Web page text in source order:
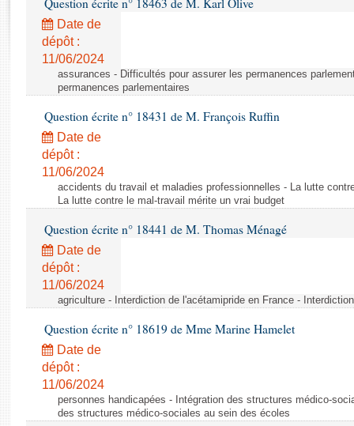
Rapports d'enquête
Rapports législatifs
Rapports sur l'application des lois
Baromètre de l’application des lois
Budget et sécurité sociale
Questions écrites et orales
Comptes rendus des débats
Question écrite n° 18463 de M. Karl Olive
Date de
dépôt :
11/06/2024
assurances - Difficultés pour assurer les permanences
permanences parlementaires
Question écrite n° 18431 de M. François Ruffin
Date de
dépôt :
11/06/2024
accidents du travail et maladies professionnelles - La lutte
La lutte contre le mal-travail mérite un vrai budget
Question écrite n° 18441 de M. Thomas Ménagé
Date de
dépôt :
11/06/2024
agriculture - Interdiction de l'acétamipride en France -
Question écrite n° 18619 de Mme Marine Hamelet
Date de
dépôt :
11/06/2024
personnes handicapées - Intégration des structures médico-
des structures médico-sociales au sein des écoles